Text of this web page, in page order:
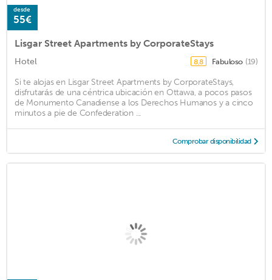
desde
55€
Lisgar Street Apartments by CorporateStays
Hotel 8,8 Fabuloso (19)
Si te alojas en Lisgar Street Apartments by CorporateStays,
disfrutarás de una céntrica ubicación en Ottawa, a pocos pasos
de Monumento Canadiense a los Derechos Humanos y a cinco
minutos a pie de Confederation ...
Comprobar disponibilidad